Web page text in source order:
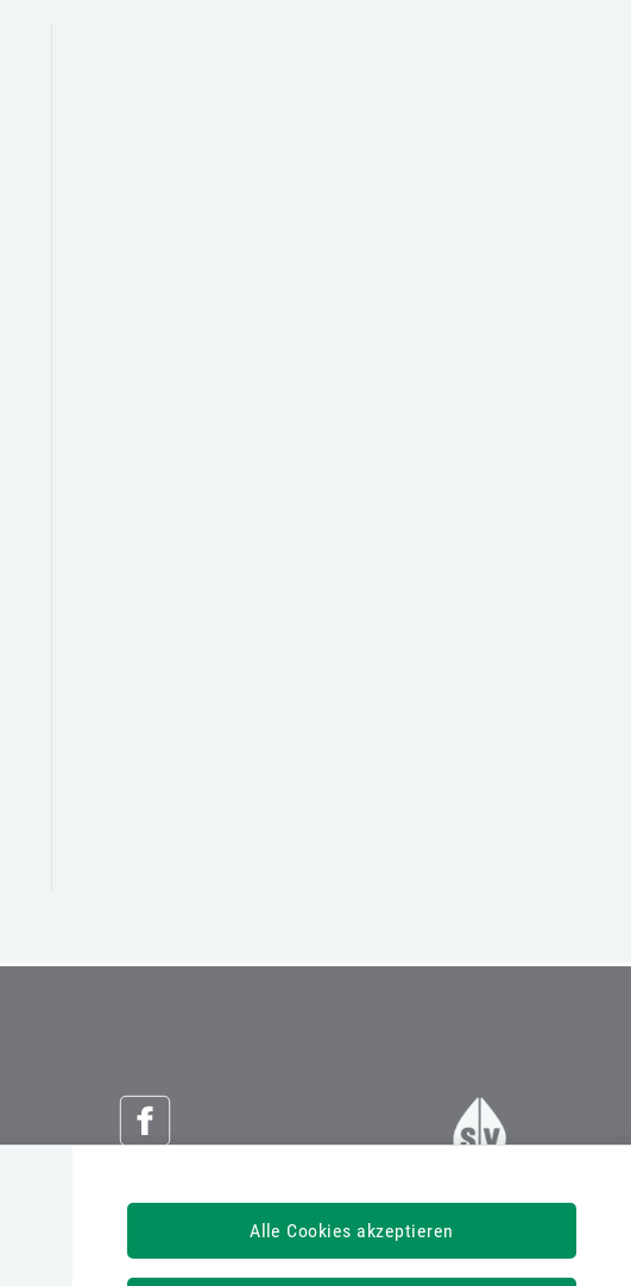
Alle Cookies akzeptieren
Österreichische Sozialversicherung
Dachverband der Sozialversicherungsträger